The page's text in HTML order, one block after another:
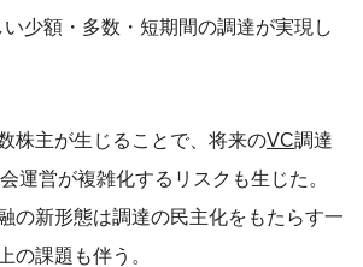
少額・多数・短期間の調達が実現し
株主が生じることで、将来のVC調達
運営が複雑化するリスクも生じた。
の新形態は調達の民主化をもたらす一
の課題も伴う。